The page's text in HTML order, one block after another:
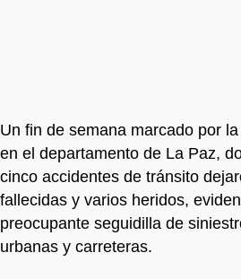
Un fin de semana marcado por
en el departamento de La Paz,
cinco accidentes de tránsito
fallecidas y varios heridos,
preocupante seguidilla de
urbanas y carreteras.